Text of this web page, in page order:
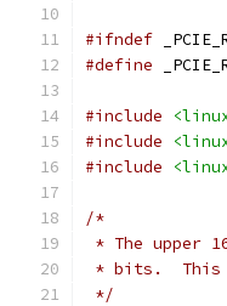
#ifndef
#define
#include
#include
#include
/*
* The upper
* bits.  This
*/